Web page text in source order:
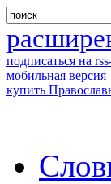
подписаться на
мобильная версия
купить